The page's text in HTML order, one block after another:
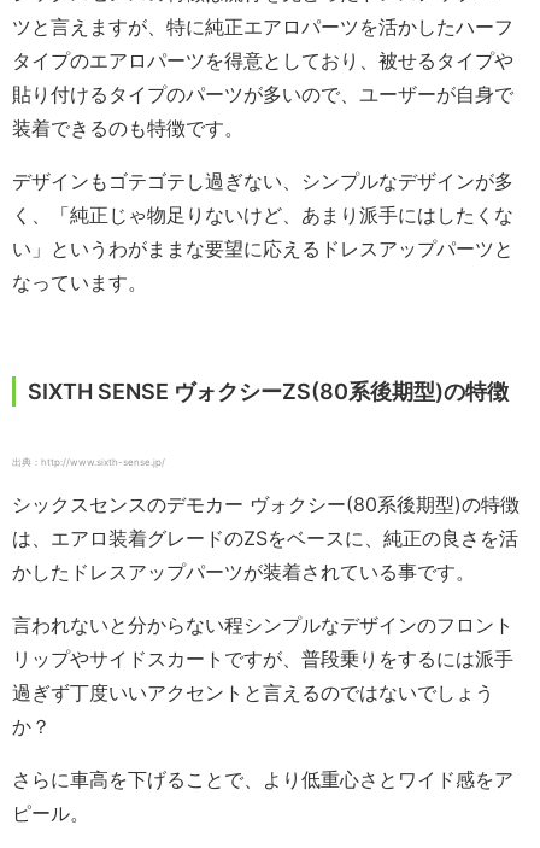
ツと言えますが、特に純正エアロパーツを活かしたハーフ
タイプのエアロパーツを得意としており、被せるタイプや
貼り付けるタイプのパーツが多いので、ユーザーが自身で
装着できるのも特徴です。
デザインもゴテゴテし過ぎない、シンプルなデザインが多
く、「純正じゃ物足りないけど、あまり派手にはしたくな
い」というわがままな要望に応えるドレスアップパーツと
なっています。
SIXTH SENSE ヴォクシーZS(80系後期型)の特徴
出典：http://www.sixth-sense.jp/
シックスセンスのデモカー ヴォクシー(80系後期型)の特徴
は、エアロ装着グレードのZSをベースに、純正の良さを活
かしたドレスアップパーツが装着されている事です。
言われないと分からない程シンプルなデザインのフロント
リップやサイドスカートですが、普段乗りをするには派手
過ぎず丁度いいアクセントと言えるのではないでしょう
か？
さらに車高を下げることで、より低重心さとワイド感をア
ピール。